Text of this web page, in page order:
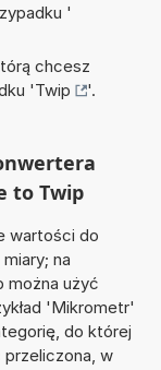
'
chcesz
'Twip '.
to Twip
wartości do
na
można użyć
'Mikrometr'
do której
w